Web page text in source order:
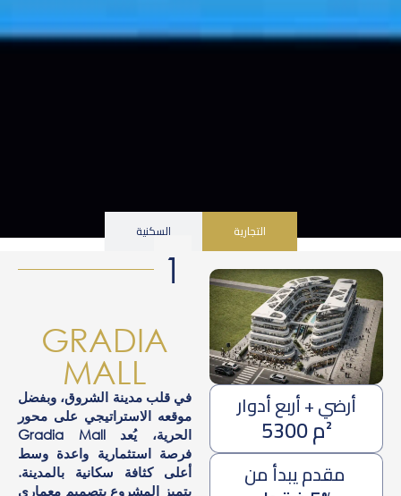
التجارية السكنية
1
GRADIA
MALL
في قلب مدينة الشروق، وبفضل
موقعه الاستراتيجي على محور
الحرية، يُعد Gradia Mall
فرصة استثمارية واعدة وسط
أعلى كثافة سكانية بالمدينة.
يتميز المشروع بتصميم معماري
أرضي + أربع أدوار
²م 5300
مقدم يبدأ من